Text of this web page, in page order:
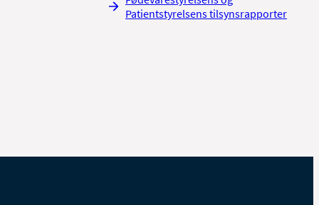
Patientstyrelsens tilsynsrapporter